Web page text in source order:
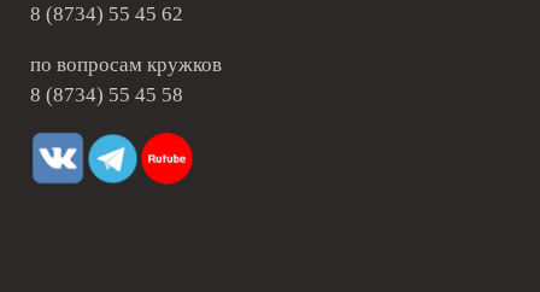
8 (8734) 55 45 62
по вопросам кружков
8 (8734) 55 45 58